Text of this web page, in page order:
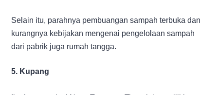
Selain itu, parahnya pembuangan sampah terbuka dan
kurangnya kebijakan mengenai pengelolaan sampah
dari pabrik juga rumah tangga.
5. Kupang